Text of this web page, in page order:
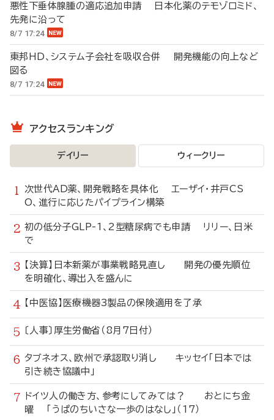
悪性下垂体腺腫の適応追加申請 日本化薬のテモゾロミド、
先発に沿って
8/7 17:24
東邦HD、システム子会社を吸収合併 開発機能の向上など
図る
8/7 17:24
アクセスランキング
デイリー ウィークリー
次世代AD薬、開発戦略を具体化 エーザイ・井戸CS
O、進行に応じたパイプライン構築
初の低分子GLP-1、2型糖尿病でも申請 リリー、日米
で
【決算】日本新薬が事業戦略見直し 開発の優先順位
を明確化、導出入を盛んに
【中医協】医療機器3製品の保険適用を了承
〔人事〕厚生労働省（8月7日付）
タブネオス、欧州で承認取り消し キッセイ「日本では
引き続き協議中」
ドイツ人の働き方、参考にしてみては？ おとにち金
曜 「うぱのちいさな一歩のはなし」（17）